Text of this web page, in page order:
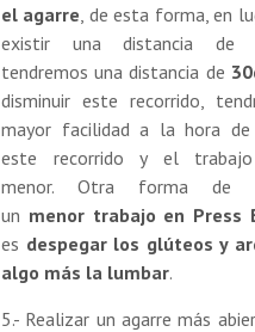
el agarre , de esta forma, en
existir una distancia de
tendremos una distancia de
disminuir este recorrido,
mayor facilidad a la hora de
este recorrido y el
menor. Otra forma de
un menor trabajo en Press
es despegar los glúteos y
algo más la lumbar.
5.- Realizar un agarre más